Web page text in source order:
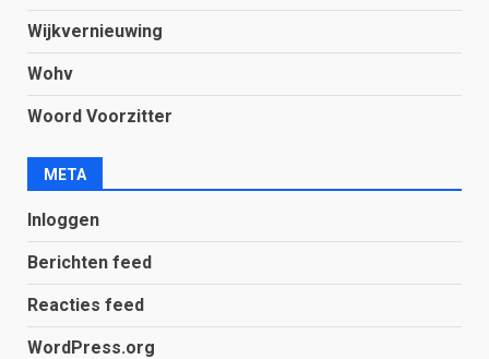
Wijkvernieuwing
Wohv
Woord Voorzitter
META
Inloggen
Berichten feed
Reacties feed
WordPress.org